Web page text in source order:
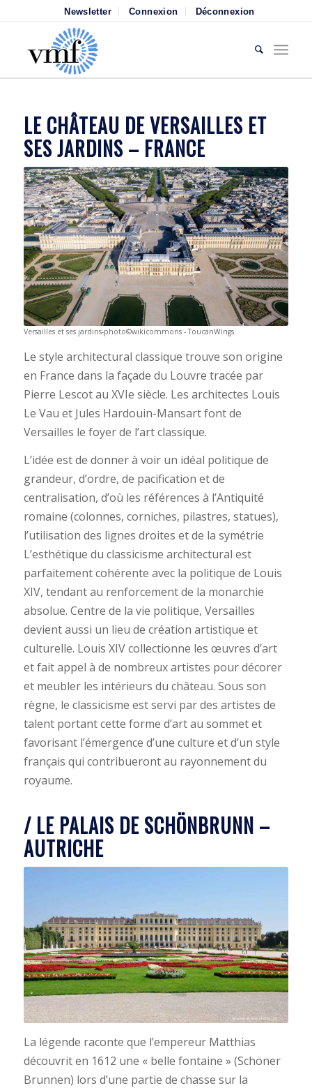
Newsletter Connexion Déconnexion
LE CHÂTEAU DE VERSAILLES ET
SES JARDINS – FRANCE
Versailles et ses jardins-photo©wikicommons - ToucanWings
Le style architectural classique trouve son origine
en France dans la façade du Louvre tracée par
Pierre Lescot au XVIe siècle. Les architectes Louis
Le Vau et Jules Hardouin-Mansart font de
Versailles le foyer de l’art classique.
L’idée est de donner à voir un idéal politique de
grandeur, d’ordre, de pacification et de
centralisation, d’où les références à l’Antiquité
romaine (colonnes, corniches, pilastres, statues),
l’utilisation des lignes droites et de la symétrie
L’esthétique du classicisme architectural est
parfaitement cohérente avec la politique de Louis
XIV, tendant au renforcement de la monarchie
absolue. Centre de la vie politique, Versailles
devient aussi un lieu de création artistique et
culturelle. Louis XIV collectionne les œuvres d’art
et fait appel à de nombreux artistes pour décorer
et meubler les intérieurs du château. Sous son
règne, le classicisme est servi par des artistes de
talent portant cette forme d’art au sommet et
favorisant l’émergence d’une culture et d’un style
français qui contribueront au rayonnement du
royaume.
/ LE PALAIS DE SCHÖNBRUNN –
AUTRICHE
La légende raconte que l’empereur Matthias
découvrit en 1612 une « belle fontaine » (Schöner
Brunnen) lors d’une partie de chasse sur la